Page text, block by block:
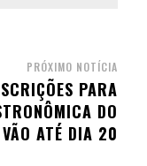
PRÓXIMO NOTÍCIA
PARA
DO
ATÉ DIA 20